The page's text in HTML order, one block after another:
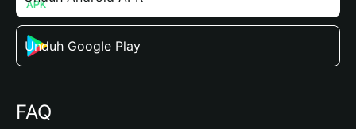
Unduh Google Play
FAQ